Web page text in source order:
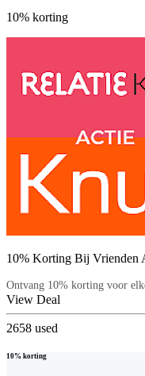
10% korting
10% Korting Bij Vrienden
Ontvang 10% korting voor
View Deal
2658 used
10% korting